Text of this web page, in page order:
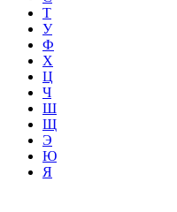
Т
У
Ф
Х
Ц
Ч
Ш
Щ
Э
Ю
Я